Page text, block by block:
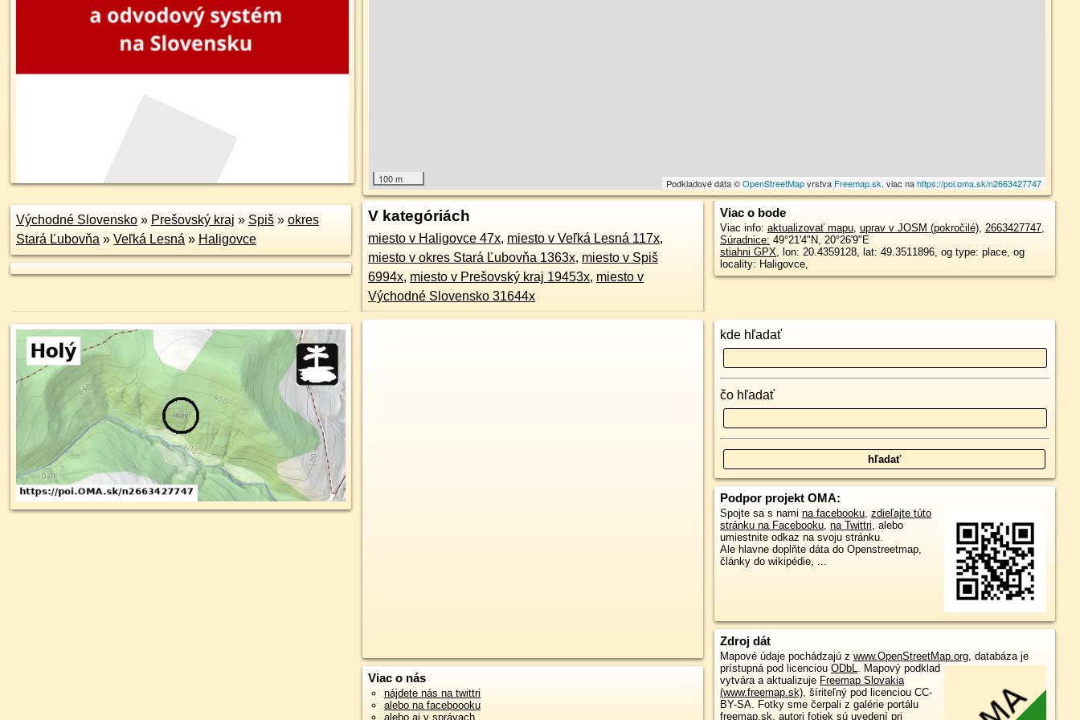
100 m Podkladové dáta ©OpenStreetMapvrstva Freemap.sk, viac nahttps://poi.oma.sk/n2663427747
Východné Slovensko » Prešovský kraj » Spiš » okres
Stará Ľubovňa » Veľká Lesná » Haligovce
V kategóriách
miesto v Haligovce 47x, miesto v Veľká Lesná 117x,
miesto v okres Stará Ľubovňa 1363x, miesto v Spiš
6994x, miesto v Prešovský kraj 19453x, miesto v
Východné Slovensko 31644x
Viac o bode
Viac info: aktualizovať mapu, uprav v JOSM (pokročilé), 2663427747,
Súradnice: 49°21'4"N, 20°26'9"E
stiahni GPX, lon: 20.4359128, lat: 49.3511896, og type: place, og
locality: Haligovce,
Viac o nás
nájdete nás na twittri
alebo na faceboooku
alebo aj v správach
kde hľadať
čo hľadať
Podpor projekt OMA:
Spojte sa s nami na facebooku, zdieľajte túto
stránku na Facebooku, na Twittri, alebo
umiestnite odkaz na svoju stránku.
Ale hlavne doplňte dáta do Openstreetmap,
články do wikipédie, ...
Zdroj dát
Mapové údaje pochádzajú z www.OpenStreetMap.org, databáza je
prístupná pod licenciou ODbL. Mapový podklad
vytvára a aktualizuje Freemap Slovakia
(www.freemap.sk), šíriteľný pod licenciou CC-
BY-SA. Fotky sme čerpali z galérie portálu
freemap.sk, autori fotiek sú uvedení pri